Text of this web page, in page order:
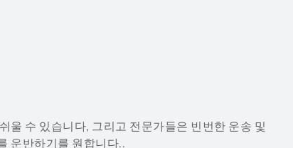
울 수 있습니다, 그리고 전문가들은 빈번한 운송 및
운반하기를 원합니다..